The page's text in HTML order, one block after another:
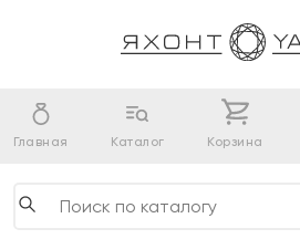
Главная Каталог Корзина